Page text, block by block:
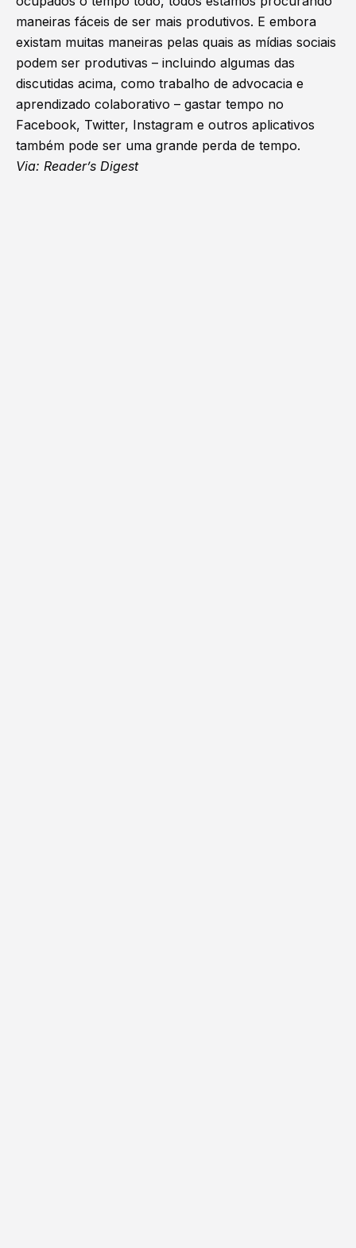
maneiras fáceis de ser mais produtivos. E embora
existam muitas maneiras pelas quais as mídias sociais
podem ser produtivas – incluindo algumas das
discutidas acima, como trabalho de advocacia e
aprendizado colaborativo – gastar tempo no
Facebook, Twitter, Instagram e outros aplicativos
também pode ser uma grande perda de tempo.
Via: Reader’s Digest